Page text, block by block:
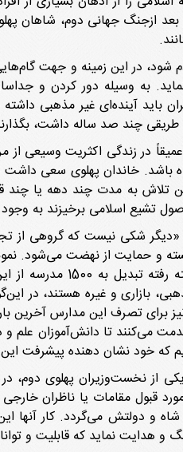
بعد ازجنگ جهانی دوم، شاهان
شود، در این زمینه و جهت
به وسیله دور کردن و
باید آینده‌ای غیر مذهبی
چند صد ساله داشت،
در زندگی اکثریت وسیعی از
باشد. خاندان پهلوی سعی
این تلاش به مدت چند دهه یا
تشیع اسلامی برخیزند به
شکی نیست که گروهی از
هم زنده است
بازاری و غیره هستند،
برای تصرف این مدارس آخرین
می‌کنند تا دانش‌آموزان علم
که خود نشان دهنده پیشرفت
یکی از نخست‌وزیران پهلوی
قبول مقامات یا ناظران
و دولتش می‌گردد. کار آنها
و هدایت نماید که قابلیت و